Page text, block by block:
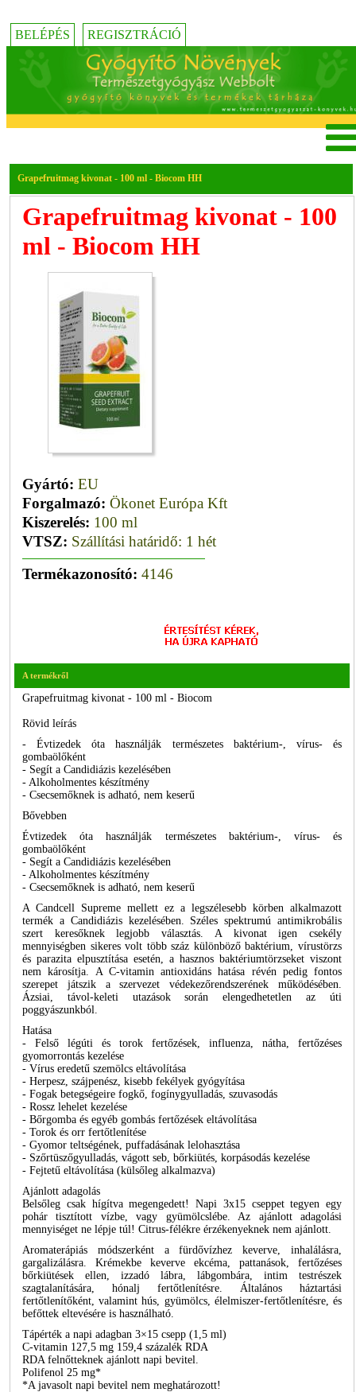
BELÉPÉS REGISZTRÁCIÓ
Grapefruitmag kivonat - 100 ml - Biocom HH
Grapefruitmag kivonat - 100
ml - Biocom HH
Gyártó: EU
Forgalmazó: Ökonet Európa Kft
Kiszerelés: 100 ml
VTSZ: Szállítási határidő: 1 hét
Termékazonosító: 4146
A termékről
Grapefruitmag kivonat - 100 ml - Biocom
Rövid leírás
- Évtizedek óta használják természetes baktérium-, vírus- és
gombaölőként
- Segít a Candidiázis kezelésében
- Alkoholmentes készítmény
- Csecsemőknek is adható, nem keserű
Bővebben
Évtizedek óta használják természetes baktérium-, vírus- és
gombaölőként
- Segít a Candidiázis kezelésében
- Alkoholmentes készítmény
- Csecsemőknek is adható, nem keserű
A Candcell Supreme mellett ez a legszélesebb körben alkalmazott
termék a Candidiázis kezelésében. Széles spektrumú antimikrobális
szert keresőknek legjobb választás. A kivonat igen csekély
mennyiségben sikeres volt több száz különböző baktérium, vírustörzs
és parazita elpusztítása esetén, a hasznos baktériumtörzseket viszont
nem károsítja. A C-vitamin antioxidáns hatása révén pedig fontos
szerepet játszik a szervezet védekezőrendszerének működésében.
Ázsiai, távol-keleti utazások során elengedhetetlen az úti
poggyászunkból.
Hatása
- Felső légúti és torok fertőzések, influenza, nátha, fertőzéses
gyomorrontás kezelése
- Vírus eredetű szemölcs eltávolítása
- Herpesz, szájpenész, kisebb fekélyek gyógyítása
- Fogak betegségeire fogkő, fogínygyulladás, szuvasodás
- Rossz lehelet kezelése
- Bőrgomba és egyéb gombás fertőzések eltávolítása
- Torok és orr fertőtlenítése
- Gyomor teltségének, puffadásának lelohasztása
- Szőrtüszőgyulladás, vágott seb, bőrkiütés, korpásodás kezelése
- Fejtetű eltávolítása (külsőleg alkalmazva)
Ajánlott adagolás
Belsőleg csak hígítva megengedett! Napi 3x15 cseppet tegyen egy
pohár tisztított vízbe, vagy gyümölcslébe. Az ajánlott adagolási
mennyiséget ne lépje túl! Citrus-félékre érzékenyeknek nem ajánlott.
Aromaterápiás módszerként a fürdővízhez keverve, inhalálásra,
gargalizálásra. Krémekbe keverve ekcéma, pattanások, fertőzéses
bőrkiütések ellen, izzadó lábra, lábgombára, intim testrészek
szagtalanítására, hónalj fertőtlenítésre. Általános háztartási
fertőtlenítőként, valamint hús, gyümölcs, élelmiszer-fertőtlenítésre, és
befőttek eltevésére is használható.
Tápérték a napi adagban 3×15 csepp (1,5 ml)
C-vitamin 127,5 mg 159,4 százalék RDA
RDA felnőtteknek ajánlott napi bevitel.
Polifenol 25 mg*
*A javasolt napi bevitel nem meghatározott!